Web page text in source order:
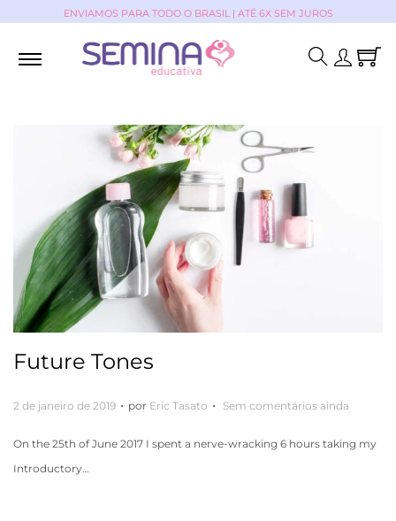
ENVIAMOS PARA TODO O BRASIL | ATÉ 6X SEM JUROS
Future Tones
P
s
t
2 de janeiro de 2019 . por Eric Tasato . Sem comentários ainda
On the 25th of June 2017 I spent a nerve-wracking 6 hours taking my
Introductory…